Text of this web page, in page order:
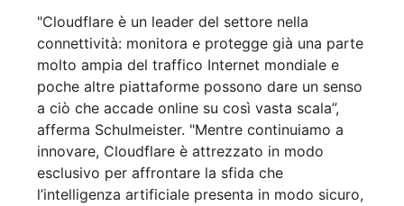
"Cloudflare è un leader del settore nella
connettività: monitora e protegge già una parte
molto ampia del traffico Internet mondiale e
poche altre piattaforme possono dare un senso
a ciò che accade online su così vasta scala”,
afferma Schulmeister. "Mentre continuiamo a
innovare, Cloudflare è attrezzato in modo
esclusivo per affrontare la sfida che
l’intelligenza artificiale presenta in modo sicuro,